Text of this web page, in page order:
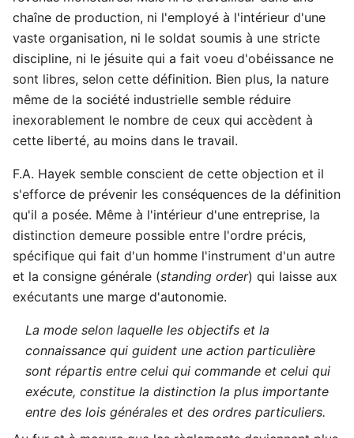
chaîne de production, ni l'employé à l'intérieur d'une
vaste organisation, ni le soldat soumis à une stricte
discipline, ni le jésuite qui a fait voeu d'obéissance ne
sont libres, selon cette définition. Bien plus, la nature
même de la société industrielle semble réduire
inexorablement le nombre de ceux qui accèdent à
cette liberté, au moins dans le travail.
F.A. Hayek semble conscient de cette objection et il
s'efforce de prévenir les conséquences de la définition
qu'il a posée. Même à l'intérieur d'une entreprise, la
distinction demeure possible entre l'ordre précis,
spécifique qui fait d'un homme l'instrument d'un autre
et la consigne générale (standing order) qui laisse aux
exécutants une marge d'autonomie.
La mode selon laquelle les objectifs et la
connaissance qui guident une action particulière
sont répartis entre celui qui commande et celui qui
exécute, constitue la distinction la plus importante
entre des lois générales et des ordres particuliers.